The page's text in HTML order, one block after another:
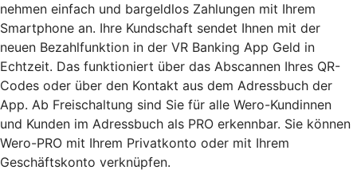
nehmen einfach und bargeldlos Zahlungen mit Ihrem
Smartphone an. Ihre Kundschaft sendet Ihnen mit der
neuen Bezahlfunktion in der VR Banking App Geld in
Echtzeit. Das funktioniert über das Abscannen Ihres QR-
Codes oder über den Kontakt aus dem Adressbuch der
App. Ab Freischaltung sind Sie für alle Wero-Kundinnen
und Kunden im Adressbuch als PRO erkennbar. Sie können
Wero-PRO mit Ihrem Privatkonto oder mit Ihrem
Geschäftskonto verknüpfen.